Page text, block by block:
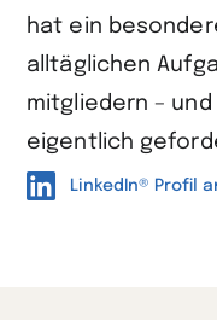
hat ein
alltäglichen
mitgliedern –
eigentlich
LinkedIn® Profil